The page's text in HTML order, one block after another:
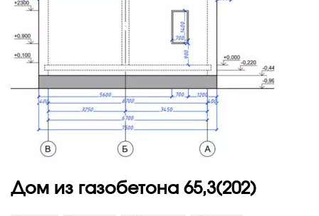
Дом из газобетона 65,3(202)